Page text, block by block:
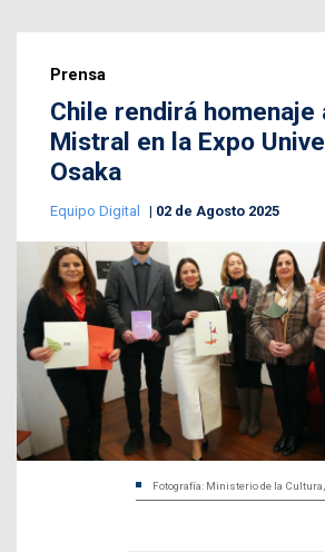
Prensa
Chile rendirá homenaje
Mistral en la Expo
Osaka
Equipo Digital 02 de Agosto 2025
Fotografía: Ministerio de la